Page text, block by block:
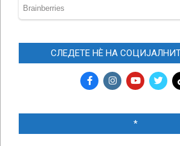
СЛЕДЕТЕ НЀ НА
*